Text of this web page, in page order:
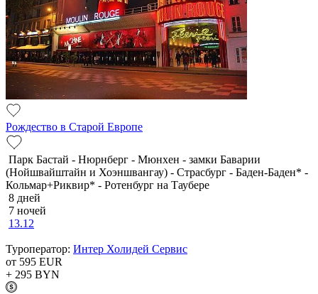
Рождество в Старой Европе
Парк Бастай - Нюрнберг - Мюнхен - замки Баварии
(Нойшвайштайн и Хоэншвангау) - Страсбург - Баден-Баден* -
Кольмар+Риквир* - Ротенбург на Таубере
8 дней
7 ночей
13.12
Туроператор: Интер Холидей Сервис
от 595 EUR
+ 295 BYN